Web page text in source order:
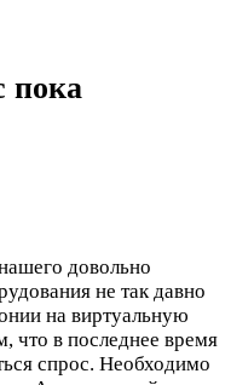
пока
довольно
не так давно
на виртуальную
что в последнее время
спрос. Необходимо